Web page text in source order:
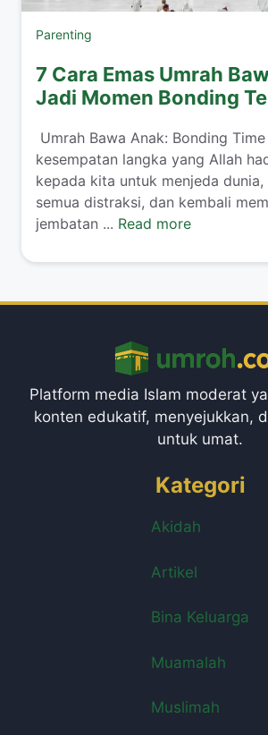
Parenting
7 Cara Emas Umrah
Jadi Momen Bonding
Umrah Bawa Anak: Bonding
kesempatan langka yang Allah
kepada kita untuk menjeda dunia,
semua distraksi, dan kembali
jembatan ... Read more
Platform media Islam moderat
konten edukatif, menyejukkan,
untuk umat.
Kategori
Akidah
Artikel
Bina Keluarga
Muamalah
Muslimah